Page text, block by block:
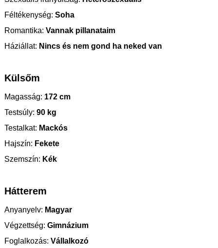
Féltékenység: Soha
Romantika: Vannak pillanataim
Háziállat: Nincs és nem gond ha neked van
Külsőm
Magasság: 172 cm
Testsúly: 90 kg
Testalkat: Mackós
Hajszín: Fekete
Szemszín: Kék
Hátterem
Anyanyelv: Magyar
Végzettség: Gimnázium
Foglalkozás: Vállalkozó